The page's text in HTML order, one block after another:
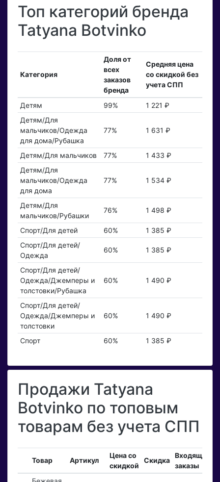
Топ категорий бренда
Tatyana Botvinko
Категория
Доля от
всех
заказов
бренда
Средняя цена
со скидкой без
учета СПП
Детям 99%
1 221 ₽
Детям/Для
мальчиков/Одежда
для дома/Рубашка
77% 1 631 ₽
Детям/Для мальчиков 77%
1 433 ₽
Детям/Для
мальчиков/Одежда
для дома
77% 1 534 ₽
Детям/Для
мальчиков/Рубашки
76% 1 498 ₽
Спорт/Для детей 60%
1 385 ₽
Спорт/Для детей/
Одежда
60% 1 385 ₽
Спорт/Для детей/
Одежда/Джемперы и
толстовки/Рубашка
60% 1 490 ₽
Спорт/Для детей/
Одежда/Джемперы и
толстовки
60% 1 490 ₽
Спорт 60% 1 385 ₽
Продажи Tatyana
Botvinko по топовым
товарам без учета СПП
Товар Артикул
Цена со
скидкой
Скидка
Входящие
заказы